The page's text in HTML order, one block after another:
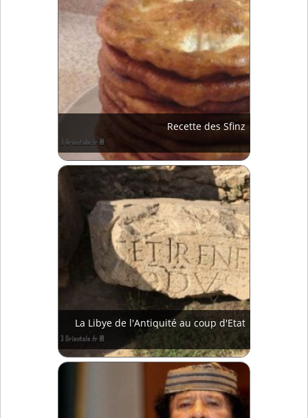
Recette des Sfinz
La Libye de l'Antiquité au coup d'Etat